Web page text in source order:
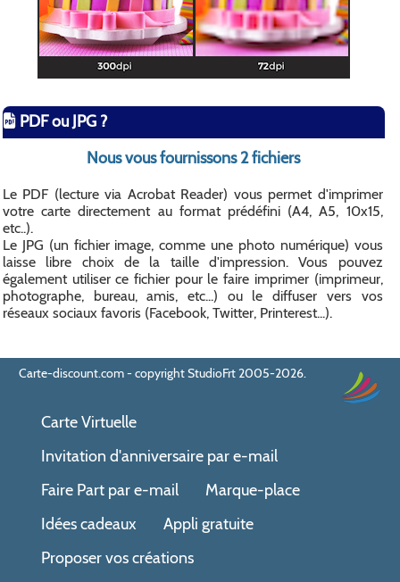
PDF ou JPG ?
Nous vous fournissons 2 fichiers
Le PDF (lecture via Acrobat Reader) vous permet d'imprimer
votre carte directement au format prédéfini (A4, A5, 10x15,
etc..).
Le JPG (un fichier image, comme une photo numérique) vous
laisse libre choix de la taille d'impression. Vous pouvez
également utiliser ce fichier pour le faire imprimer (imprimeur,
photographe, bureau, amis, etc...) ou le diffuser vers vos
réseaux sociaux favoris (Facebook, Twitter, Printerest...).
Carte-discount.com - copyright StudioFrt 2005-2026.
Carte Virtuelle
Invitation d'anniversaire par e-mail
Faire Part par e-mail
Marque-place
Idées cadeaux
Appli gratuite
Proposer vos créations